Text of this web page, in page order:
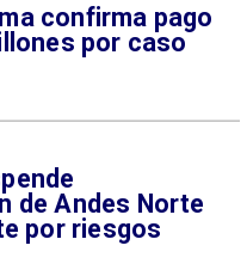
confirma pago
por caso
de Andes Norte
por riesgos